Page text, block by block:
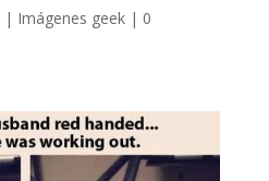
| Imágenes geek| 0